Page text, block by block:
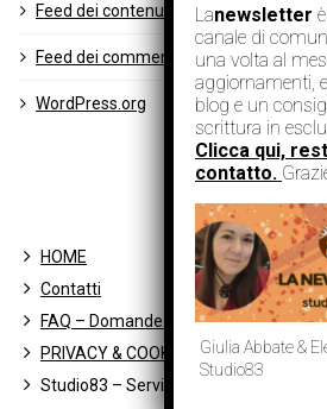
Feed dei contenuti
Feed dei commenti
WordPress.org
HOME
Contatti
FAQ – Domande Frequenti
PRIVACY & COOKIE POLICY
Studio83 – Servizi Letterari® è un
Lanewsletter
canale di
una volta al
aggiornamenti,
blog e un
scrittura in
Clicca qui,
contatto.
Giulia Abbate &
Studio83